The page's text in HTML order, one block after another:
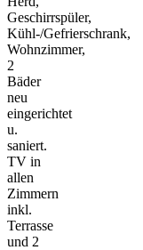
Geschirrspüler,
Kühl-/Gefrierschrank,
Wohnzimmer,
2
Bäder
neu
eingerichtet
u.
saniert.
TV in
allen
Zimmern
inkl.
Terrasse
und 2